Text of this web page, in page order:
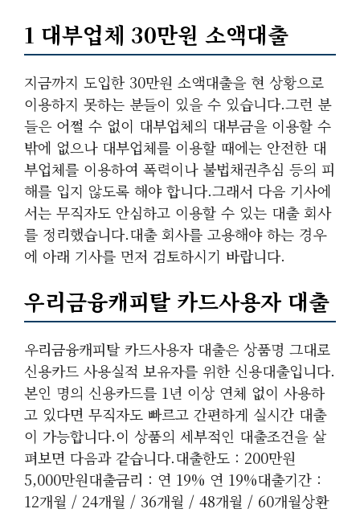
1 대부업체 30만원 소액대출
지금까지 도입한 30만원 소액대출을 현 상황으로
이용하지 못하는 분들이 있을 수 있습니다.그런 분
들은 어쩔 수 없이 대부업체의 대부금을 이용할 수
밖에 없으나 대부업체를 이용할 때에는 안전한 대
부업체를 이용하여 폭력이나 불법채권추심 등의 피
해를 입지 않도록 해야 합니다.그래서 다음 기사에
서는 무직자도 안심하고 이용할 수 있는 대출 회사
를 정리했습니다.대출 회사를 고용해야 하는 경우
에 아래 기사를 먼저 검토하시기 바랍니다.
우리금융캐피탈 카드사용자 대출
우리금융캐피탈 카드사용자 대출은 상품명 그대로
신용카드 사용실적 보유자를 위한 신용대출입니다.
본인 명의 신용카드를 1년 이상 연체 없이 사용하
고 있다면 무직자도 빠르고 간편하게 실시간 대출
이 가능합니다.이 상품의 세부적인 대출조건을 살
펴보면 다음과 같습니다.대출한도 : 200만원
5,000만원대출금리 : 연 19% 연 19%대출기간 :
12개월 / 24개월 / 36개월 / 48개월 / 60개월상환